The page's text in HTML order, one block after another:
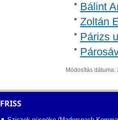
Bálint
Zoltán
Párizs
Módosítás
FRISS